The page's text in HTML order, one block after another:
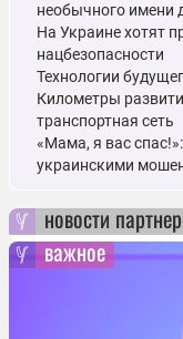
необычного имени
На Украине хотят
нацбезопасности
Технологии
Километры
транспортная сеть
«Мама, я вас
украинскими
новости
важное